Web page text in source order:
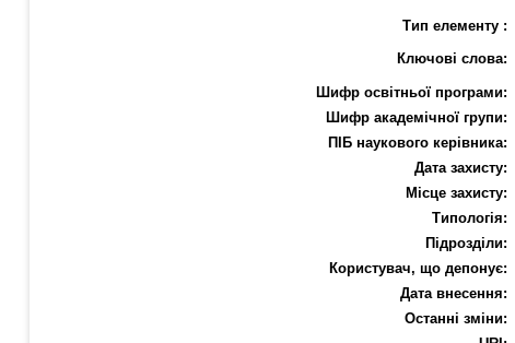
Тип елементу :
Ключові слова:
Шифр освітньої програми:
Шифр академічної групи:
ПІБ наукового керівника:
Дата захисту:
Місце захисту:
Типологія:
Підрозділи:
Користувач, що депонує:
Дата внесення:
Останні зміни: